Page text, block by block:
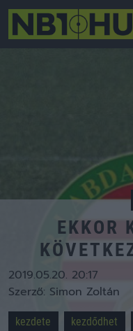
EKKOR
2019.05.20. 20:17
Szerző: Simon Zoltán
kezdete kezdődhet